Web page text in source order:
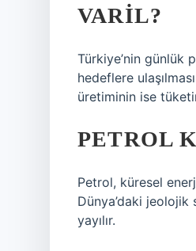
VARIL?
Türkiye’nin günlük
hedeflere
üretiminin ise
PETROL
Petrol, küresel
Dünya’daki
yayılır.